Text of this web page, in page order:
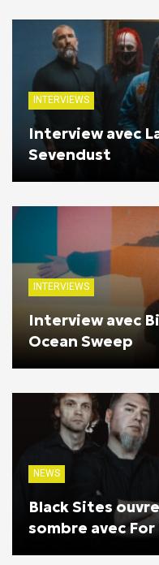
INTERVIEWS
Interview avec
Sevendust
INTERVIEWS
Interview avec
Ocean Sweep
NEWS
Black Sites
sombre avec